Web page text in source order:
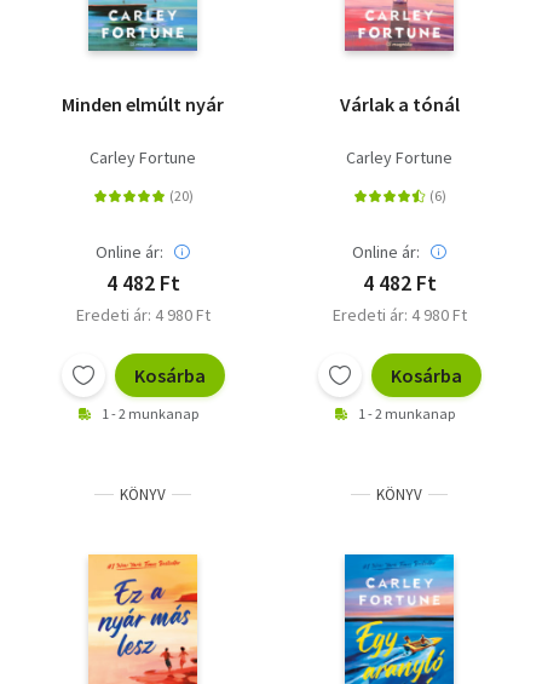
Minden elmúlt nyár
Carley Fortune
Online ár:
4 482 Ft
Eredeti ár: 4 980 Ft
Kosárba
1 - 2 munkanap
Várlak a tónál
Carley Fortune
Online ár:
4 482 Ft
Eredeti ár: 4 980 Ft
Kosárba
1 - 2 munkanap
KÖNYV KÖNYV